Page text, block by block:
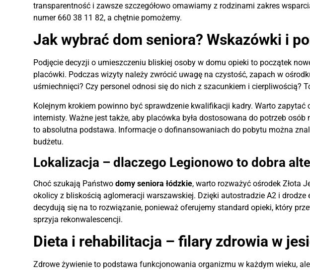
transparentność i zawsze szczegółowo omawiamy z rodzinami zakres
numer 660 38 11 82, a chętnie pomożemy.
Jak wybrać dom seniora? Wskazówki i
Podjęcie decyzji o umieszczeniu bliskiej osoby w domu opieki to początek
placówki. Podczas wizyty należy zwrócić uwagę na czystość, zapach w
uśmiechnięci? Czy personel odnosi się do nich z szacunkiem i cierpliwością?
Kolejnym krokiem powinno być sprawdzenie kwalifikacji kadry. Warto
internisty. Ważne jest także, aby placówka była dostosowana do potrzeb
to absolutna podstawa. Informacje o dofinansowaniach do pobytu można
budżetu.
Lokalizacja – dlaczego Legionowo to dobra
Choć szukają Państwodomy seniora łódzkie, warto rozważyć ośrodek Złota
okolicy z bliskością aglomeracji warszawskiej. Dzięki autostradzie A2 i
decydują się na to rozwiązanie, ponieważ oferujemy standard opieki, który
sprzyja rekonwalescencji.
Dieta i rehabilitacja – filary zdrowia w
Zdrowe żywienie to podstawa funkcjonowania organizmu w każdym wieku,